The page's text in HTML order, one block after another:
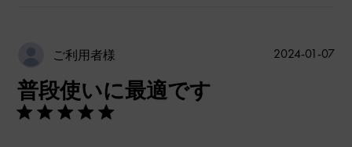
ご利用者様
普段使いに最適です
公
2024-01-07